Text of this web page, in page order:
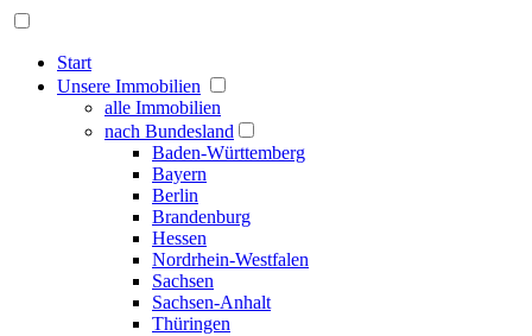
Start
Unsere Immobilien
alle Immobilien
nach Bundesland
Baden-Württemberg
Bayern
Berlin
Brandenburg
Hessen
Nordrhein-Westfalen
Sachsen
Sachsen-Anhalt
Thüringen